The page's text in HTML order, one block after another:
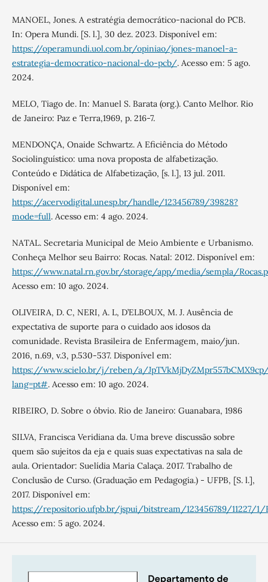
MANOEL, Jones. A estratégia democrático-nacional do PCB.
In: Opera Mundi. [S. l.], 30 dez. 2023. Disponível em:
https://operamundi.uol.com.br/opiniao/jones-manoel-a-
estrategia-democratico-nacional-do-pcb/. Acesso em: 5 ago.
2024.
MELO, Tiago de. In: Manuel S. Barata (org.). Canto Melhor. Rio
de Janeiro: Paz e Terra,1969, p. 216-7.
MENDONÇA, Onaide Schwartz. A Eficiência do Método
Sociolinguístico: uma nova proposta de alfabetização.
Conteúdo e Didática de Alfabetização, [s. l.], 13 jul. 2011.
Disponível em:
https://acervodigital.unesp.br/handle/123456789/39828?
mode=full. Acesso em: 4 ago. 2024.
NATAL. Secretaria Municipal de Meio Ambiente e Urbanismo.
Conheça Melhor seu Bairro: Rocas. Natal: 2012. Disponível em:
https://www.natal.rn.gov.br/storage/app/media/sempla/
Acesso em: 10 ago. 2024.
OLIVEIRA, D. C, NERI, A. L, D’ELBOUX, M. J. Ausência de
expectativa de suporte para o cuidado aos idosos da
comunidade. Revista Brasileira de Enfermagem, maio/jun.
2016, n.69, v.3, p.530-537. Disponível em:
https://www.scielo.br/j/reben/a/
lang=pt#. Acesso em: 10 ago. 2024.
RIBEIRO, D. Sobre o óbvio. Rio de Janeiro: Guanabara, 1986
SILVA, Francisca Veridiana da. Uma breve discussão sobre
quem são sujeitos da eja e quais suas expectativas na sala de
aula. Orientador: Suelídia Maria Calaça. 2017. Trabalho de
Conclusão de Curso. (Graduação em Pedagogia.) - UFPB, [S. l.],
2017. Disponível em:
https://repositorio.ufpb.br/jspui/bitstream/123456789/11227/1/
Acesso em: 5 ago. 2024.